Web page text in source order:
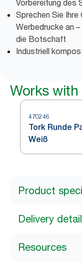
Vorbereitung des
Sprechen Sie Ihre
Werbedrucke an
die Botschaft
Industriell
Works with
470246
Tork Runde
Weiß
Product
Delivery
Resources